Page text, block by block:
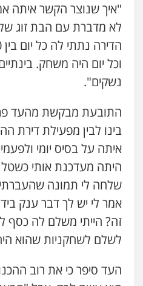
"איך שנוצר הקשר איתה
לא מדברת עם הבת זוג
וכל יום היה משחק.
נשקים".
התובעת מבקשת מהעד
בינו לבין מפעילת דירת
איתה על בסיס יומי
היתה מעדכנת אותי כשטל
שלחה לי תמונה שהעברתי
אמר לי יש לך דבר ענק
זה? הייתי משלם לה כסף
לשלם לשחקניות שהוא
העד סיפר כי את רוב